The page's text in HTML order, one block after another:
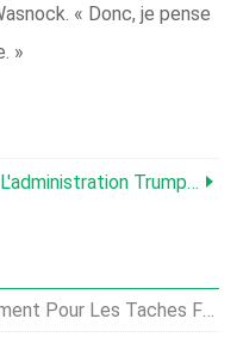
« Donc, je pense
»
L'administration Trump Prend Des Mesures Pour Amener Les Travailleurs Agricoles Dans Le Pays
Des Plants De Tomate Et Les Feuilles Jaunes